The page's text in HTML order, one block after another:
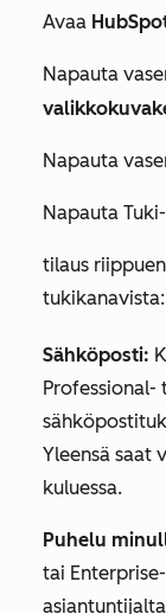
Avaa
Napauta
Napauta
Napauta
tilaus
tukikanavista:
Sähköposti:
Professional-
Yleensä saat
kuluessa.
Puhelu
tai